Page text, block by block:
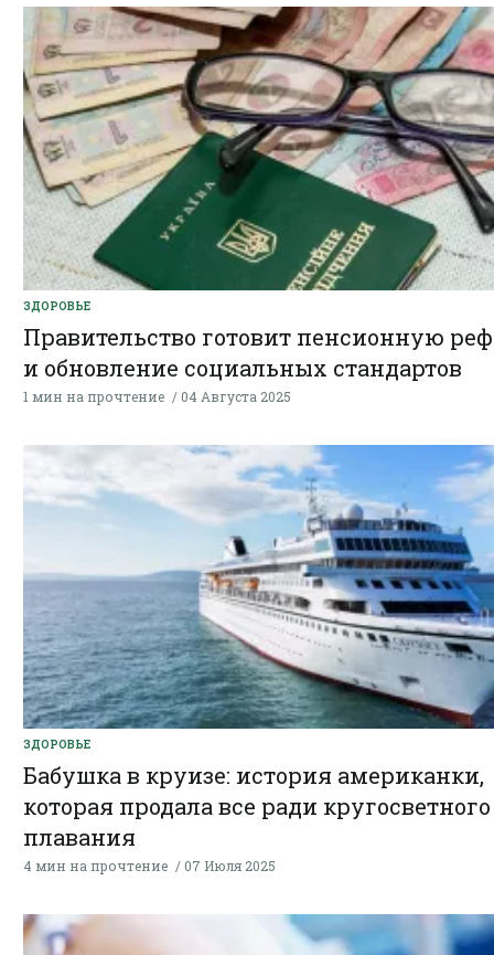
ЗДОРОВЬЕ
Правительство готовит пенсионную
и обновление социальных стандартов
1 мин на прочтение 04 Августа 2025
ЗДОРОВЬЕ
Бабушка в круизе: история американки,
которая продала все ради кругосветного
плавания
4 мин на прочтение 07 Июля 2025